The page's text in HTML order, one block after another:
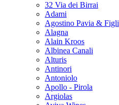
32 Via dei Birrai
Adami
Agostino Pavia & Figli
Alagna
Alain Kroos
Albinea Canali
Alturis
Antinori
Antoniolo
Apollo - Pirola
Argiolas